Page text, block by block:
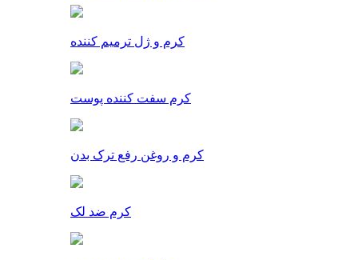
کرم و ژل ترمیم کننده
کرم سفت کننده پوست
کرم و روغن رفع ترک بدن
کرم ضد لک